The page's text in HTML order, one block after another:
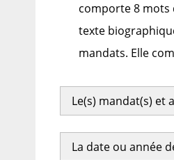
comporte 8 mots
texte
mandats. Elle
Le(s) mandat(s) et
La date ou année